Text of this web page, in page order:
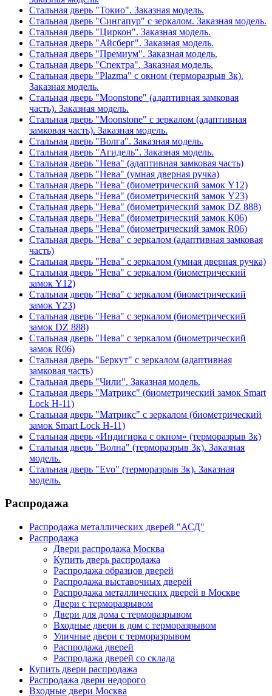
Стальная дверь "Токио". Заказная модель.
Стальная дверь "Сингапур" с зеркалом. Заказная модель.
Стальная дверь "Циркон". Заказная модель.
Стальная дверь "Айсберг". Заказная модель.
Стальная дверь "Премиум". Заказная модель.
Стальная дверь "Спектра". Заказная модель.
Стальная дверь "Plazma" с окном (терморазрыв 3к).
Заказная модель.
Стальная дверь "Moonstone" (адаптивная замковая
часть). Заказная модель.
Стальная дверь "Moonstone" с зеркалом (адаптивная
замковая часть). Заказная модель.
Стальная дверь "Волга". Заказная модель.
Стальная дверь "Агидель". Заказная модель.
Стальная дверь "Нева" (адаптивная замковая часть)
Стальная дверь "Нева" (умная дверная ручка)
Стальная дверь "Нева" (биометрический замок Y12)
Стальная дверь "Нева" (биометрический замок Y23)
Стальная дверь "Нева" (биометрический замок DZ 888)
Стальная дверь "Нева" (биометрический замок К06)
Стальная дверь "Нева" (биометрический замок R06)
Стальная дверь "Нева" с зеркалом (адаптивная замковая
часть)
Стальная дверь "Нева" с зеркалом (умная дверная ручка)
Стальная дверь "Нева" с зеркалом (биометрический
замок Y12)
Стальная дверь "Нева" с зеркалом (биометрический
замок Y23)
Стальная дверь "Нева" с зеркалом (биометрический
замок DZ 888)
Стальная дверь "Нева" с зеркалом (биометрический
замок R06)
Стальная дверь "Беркут" с зеркалом (адаптивная
замковая часть)
Стальная дверь "Чили". Заказная модель.
Стальная дверь "Матрикс" (биометрический замок Smart
Lock H-11)
Стальная дверь "Матрикс" с зеркалом (биометрический
замок Smart Lock H-11)
Стальная дверь «Индигирка с окном» (терморазрыв 3к)
Стальная дверь "Волна" (терморазрыв 3к). Заказная
модель.
Стальная дверь "Evo" (терморазрыв 3к). Заказная
модель.
Распродажа
Распродажа металлических дверей "АСД"
Распродажа
Двери распродажа Москва
Купить дверь распродажа
Распродажа образцов дверей
Распродажа выставочных дверей
Распродажа металлических дверей в Москве
Двери с терморазрывом
Двери для дома с терморазрывом
Входные двери в дом с терморазрывом
Уличные двери с терморазрывом
Распродажа дверей
Распродажа дверей со склада
Купить двери распродажа
Распродажа двери недорого
Входные двери Москва